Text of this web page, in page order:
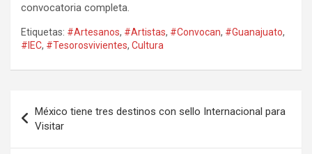
convocatoria completa.
Etiquetas: #Artesanos, #Artistas, #Convocan, #Guanajuato,
#IEC, #Tesorosvivientes, Cultura
de
entradas
México tiene tres destinos con sello Internacional para
Visitar